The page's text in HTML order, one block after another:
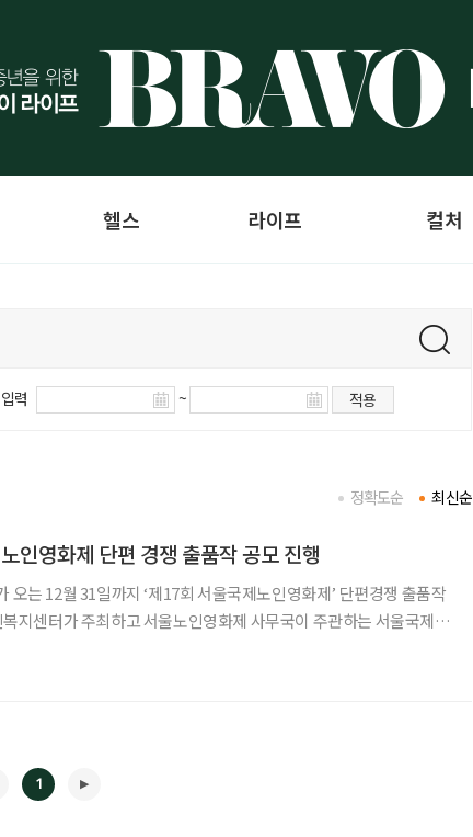
헬스 라이프 컬처
력 ~ 적용
최신순
정확도순
인영화제 단편 경쟁 출품작 공모 진행
오는 12월 31일까지 ‘제17회 서울국제노인영화제’ 단편경쟁 출품작
1